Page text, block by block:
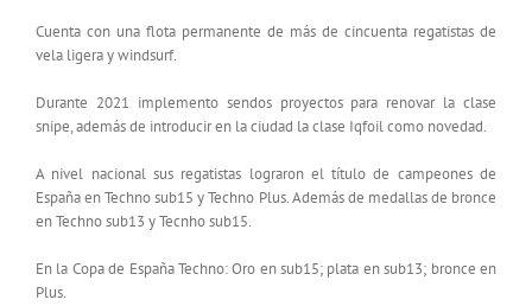
Cuenta con una flota permanente de más de cincuenta regatistas de
vela ligera y windsurf.
Durante 2021 implemento sendos proyectos para renovar la clase
snipe, además de introducir en la ciudad la clase Iqfoil como novedad.
A nivel nacional sus regatistas lograron el título de campeones de
España en Techno sub15 y Techno Plus. Además de medallas de bronce
en Techno sub13 y Tecnho sub15.
En la Copa de España Techno: Oro en sub15; plata en sub13; bronce en
Plus.